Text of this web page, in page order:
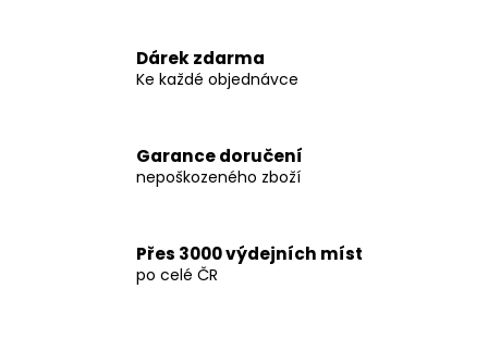
Dárek zdarma
Ke každé objednávce
Garance doručení
nepoškozeného zboží
Přes 3000 výdejních míst
po celé ČR